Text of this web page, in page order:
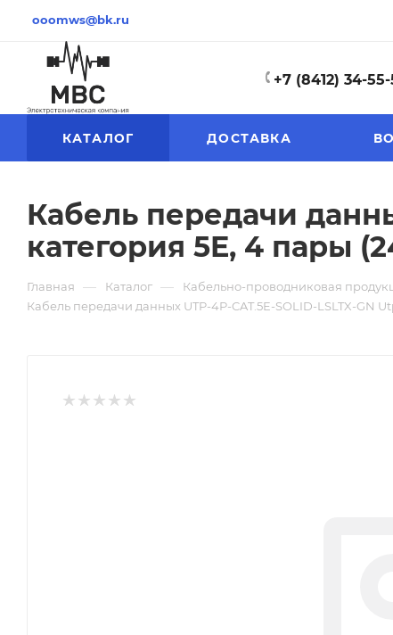
ooomws@bk.ru
+7 (8412) 34-
КАТАЛОГ ДОСТАВКА
Кабель передачи
категория 5E, 4 пары
Главная — Каталог — Кабельно-проводниковая
Кабель передачи данных UTP-4P-CAT.5E-SOLID-LSLTX-GN